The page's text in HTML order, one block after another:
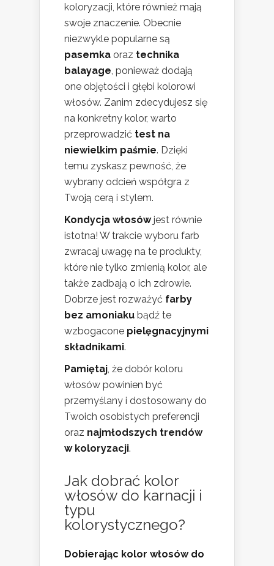
koloryzacji, które również mają
swoje znaczenie. Obecnie
niezwykle popularne są
pasemka oraz technika
balayage , ponieważ dodają
one objętości i głębi kolorowi
włosów. Zanim zdecydujesz się
na konkretny kolor, warto
przeprowadzić test na
niewielkim paśmie. Dzięki
temu zyskasz pewność, że
wybrany odcień współgra z
Twoją cerą i stylem.
Kondycja włosówjest równie
istotna! W trakcie wyboru farb
zwracaj uwagę na te produkty,
które nie tylko zmienią kolor, ale
także zadbają o ich zdrowie.
Dobrze jest rozważyć farby
bez amoniaku bądź te
wzbogacone pielęgnacyjnymi
składnikami.
Pamiętaj , że dobór koloru
włosów powinien być
przemyślany i dostosowany do
Twoich osobistych preferencji
oraz najmłodszych trendów
w koloryzacji.
Jak dobrać kolor
włosów do karnacji i
typu
kolorystycznego?
Dobierając kolor włosów do